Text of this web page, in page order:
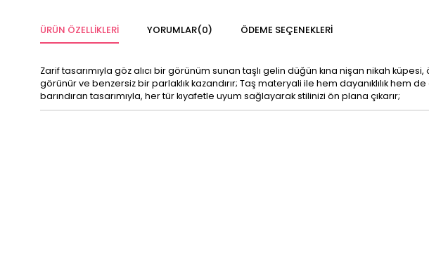
ÜRÜN ÖZELLIKLERI YORUMLAR(0) ÖDEME SEÇENEKLERI
Zarif tasarımıyla göz alıcı bir görünüm sunan taşlı gelin düğün kına nişan nikah
görünür ve benzersiz bir parlaklık kazandırır; Taş materyali ile hem dayanıklılık
barındıran tasarımıyla, her tür kıyafetle uyum sağlayarak stilinizi ön plana çıkarır;